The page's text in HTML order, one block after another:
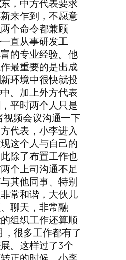
，中方代表要求
来乍到，不愿意
个命令都兼顾
直从事研发工
的专业经验。他
最重要的是出成
环境中很快就投
。加上外方代表
平时两个人只是
视频会议沟通一下
代表，小李进入
这个人与自己的
除了布置工作也
个上司沟通不足
其他同事、特别
常和谐，大伙儿
聊天，非常融
组织工作还算顺
，很多工作都有了
。这样过了3个